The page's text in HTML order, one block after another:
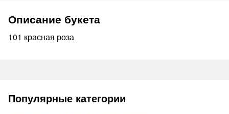
Описание букета
101 красная роза
Популярные категории